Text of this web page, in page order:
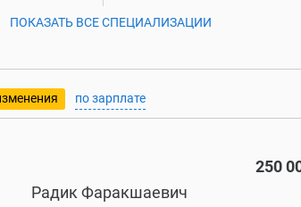
ПОКАЗАТЬ ВСЕ СПЕЦИАЛИЗАЦИИ
по зарплате
250
Радик Фаракшаевич